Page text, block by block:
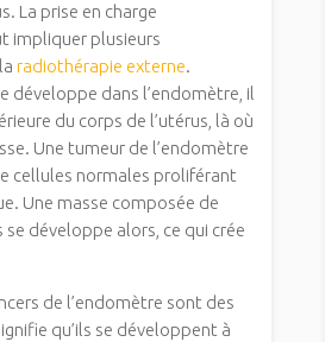
La prise en charge
impliquer plusieurs
radiothérapie externe.
développe dans l’endomètre, il
du corps de l’utérus, là où
Une tumeur de l’endomètre
cellules normales proliférant
Une masse composée de
développe alors, ce qui crée
de l’endomètre sont des
qu’ils se développent à